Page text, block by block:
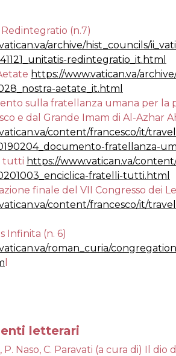
(n.7)
archive/hist_councils/
redintegratio_it.html
https://www.vatican.va/
aetate_it.html
sulla fratellanza umana per
e dal Grande Imam di Al-Azhar
content/francesco/it/
fratellanza-
tutti https://www.vatican.va/
fratelli-tutti.html
finale del VII Congresso dei
content/francesco/it/
Infinita (n. 6)
roman_curia/
letterari
P. Naso, C. Paravati (a cura di) Il